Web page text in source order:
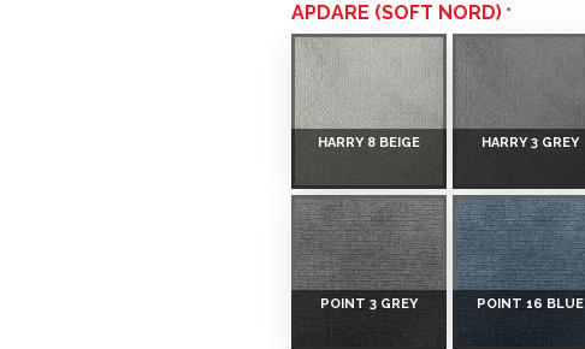
APDARE (SOFT NORD)
HARRY 8 BEIGE HARRY 3 GREY
POINT 3 GREY POINT 16 BLUE